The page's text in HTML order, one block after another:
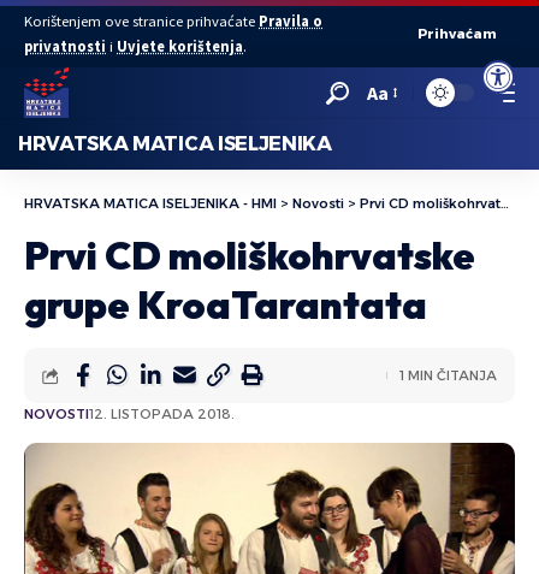
Open
Korištenjem ove stranice prihvaćate Pravila o
privatnosti i Uvjete korištenja.
Prihvaćam
Aa
HRVATSKA MATICA ISELJENIKA
HRVATSKA MATICA ISELJENIKA - HMI > Novosti > Prvi CD moliškohrvatske grupe KroaTarantata
Prvi CD moliškohrvatske
grupe KroaTarantata
NOVOSTI12. LISTOPADA 2018.
1 MIN ČITANJA